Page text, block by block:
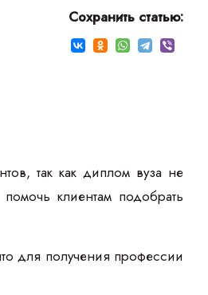
Сохранить статью:
так как диплом вуза не
клиентам подобрать
для получения профессии